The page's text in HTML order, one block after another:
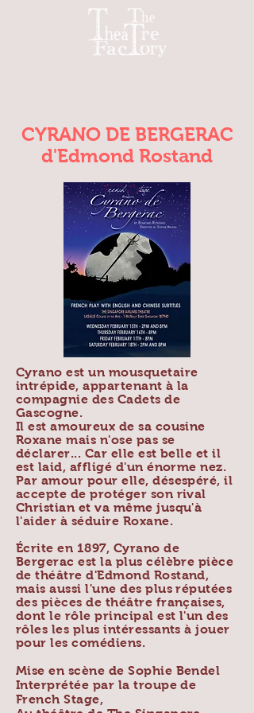
CYRANO DE BERGERAC
d'Edmond Rostand
Cyrano est un mousquetaire
intrépide, appartenant à la
compagnie des Cadets de
Gascogne.
Il est amoureux de sa cousine
Roxane mais n'ose pas se
déclarer... Car elle est belle et il
est laid, affligé d'un énorme nez.
Par amour pour elle, désespéré, il
accepte de protéger son rival
Christian et va même jusqu'à
l'aider à séduire Roxane.
Écrite en 1897, Cyrano de
Bergerac est la plus célèbre pièce
de théâtre d'Edmond Rostand,
mais aussi l'une des plus réputées
des pièces de théâtre françaises,
dont le rôle principal est l'un des
rôles les plus intéressants à jouer
pour les comédiens.
Mise en scène de Sophie Bendel
Interprétée par la troupe de
French Stage,